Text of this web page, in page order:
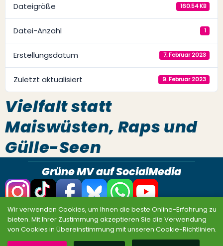
Dateigröße 160.54 KB
Datei-Anzahl 1
Erstellungsdatum 7. Februar 2023
Zuletzt aktualisiert 9. Februar 2023
Vielfalt statt
Maiswüsten, Raps und
Gülle-Seen
Grüne MV auf SocialMedia
Datenschutz Impressum Sitemap
Wir verwenden Cookies, um Ihnen die beste Online-Erfahrung zu
bieten. Mit Ihrer Zustimmung akzeptieren Sie die Verwendung
von Cookies in Übereinstimmung mit unseren Cookie-Richtlinien.